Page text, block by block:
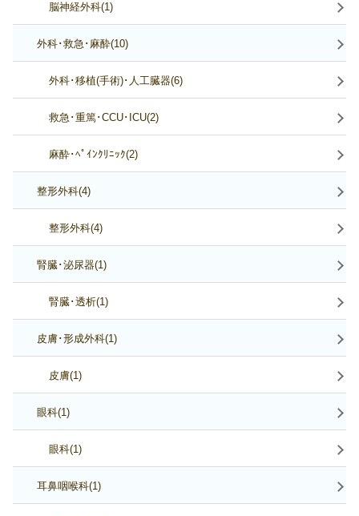
脳神経外科(1)
外科･救急･麻酔(10)
外科･移植(手術)･人工臓器(6)
救急･重篤･CCU･ICU(2)
麻酔･ﾍﾟｲﾝｸﾘﾆｯｸ(2)
整形外科(4)
整形外科(4)
腎臓･泌尿器(1)
腎臓･透析(1)
皮膚･形成外科(1)
皮膚(1)
眼科(1)
眼科(1)
耳鼻咽喉科(1)